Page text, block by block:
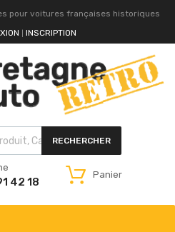
pour voitures françaises historiques
INSCRIPTION
RECHERCHER
42 18
Panier